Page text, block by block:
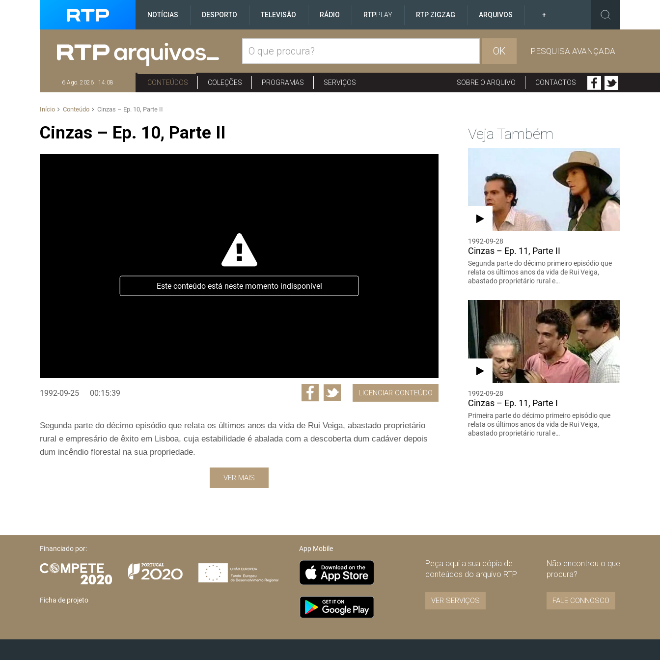
NOTÍCIAS DESPORTO TELEVISÃO RÁDIO RTPPLAY RTP ZIGZAG ARQUIVOS +
OK PESQUISA AVANÇADA
6 Ago. 2026 | 14:08 CONTEÚDOS COLEÇÕES PROGRAMAS SERVIÇOS SOBRE O ARQUIVO CONTACTOS
Início Conteúdo Cinzas – Ep. 10, Parte II
Cinzas – Ep. 10, Parte II
Este conteúdo está neste momento indisponível
1992-09-25 00:15:39 LICENCIAR CONTEÚDO
Segunda parte do décimo episódio que relata os últimos anos da vida de Rui Veiga, abastado proprietário
rural e empresário de êxito em Lisboa, cuja estabilidade é abalada com a descoberta dum cadáver depois
dum incêndio florestal na sua propriedade.
VER MAIS
Veja Também
1992-09-28
Cinzas – Ep. 11, Parte II
Segunda parte do décimo primeiro episódio que
relata os últimos anos da vida de Rui Veiga,
abastado proprietário rural e…
1992-09-28
Cinzas – Ep. 11, Parte I
Primeira parte do décimo primeiro episódio que
relata os últimos anos da vida de Rui Veiga,
abastado proprietário rural e…
Financiado por:
Ficha de projeto
App Mobile
Peça aqui a sua cópia de
conteúdos do arquivo RTP
VER SERVIÇOS
Não encontrou o que
procura?
FALE CONNOSCO